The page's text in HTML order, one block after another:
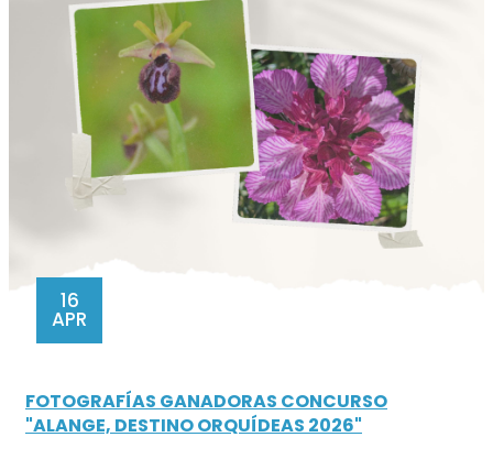
16
APR
FOTOGRAFÍAS GANADORAS CONCURSO
"ALANGE, DESTINO ORQUÍDEAS 2026"